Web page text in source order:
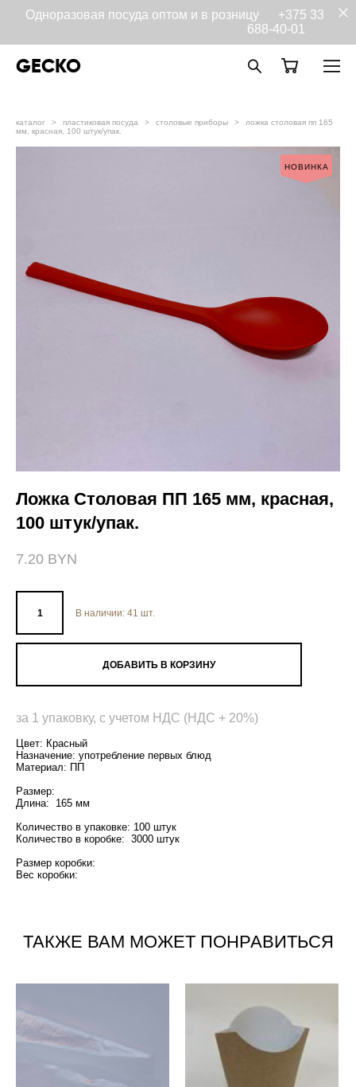
Одноразовая посуда оптом и в розницу +375 33
688-40-01
GECKO
каталог > пластиковая посуда > столовые приборы >
ложка столовая пп 165
мм, красная, 100 штук/упак.
НОВИНКА
Ложка Столовая ПП 165 мм, красная,
100 штук/упак.
7.20 BYN
В наличии: 41 шт.
ДОБАВИТЬ В КОРЗИНУ
за 1 упаковку, с учетом НДС (НДС + 20%)
Цвет: Красный
Назначение: употребление первых блюд
Материал: ПП
Размер:
Длина: 165 мм
Количество в упаковке: 100 штук
Количество в коробке: 3000 штук
Размер коробки:
Вес коробки:
ТАКЖЕ ВАМ МОЖЕТ ПОНРАВИТЬСЯ